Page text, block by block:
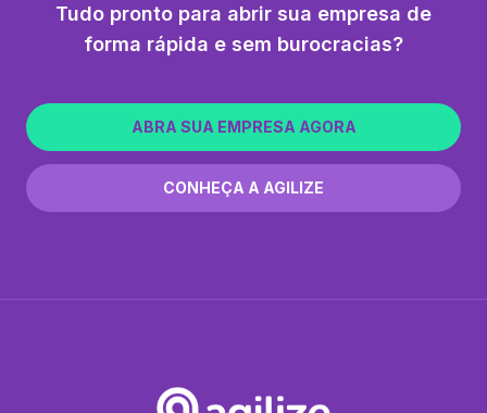
Tudo pronto para abrir sua empresa de
forma rápida e sem burocracias?
ABRA SUA EMPRESA AGORA
CONHEÇA A AGILIZE